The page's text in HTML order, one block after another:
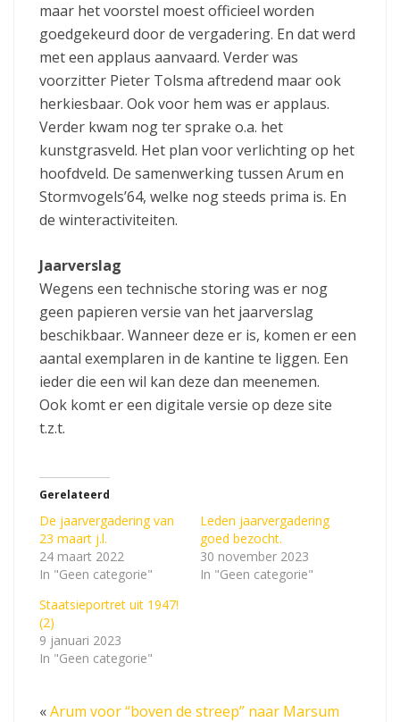
maar het voorstel moest officieel worden
goedgekeurd door de vergadering. En dat werd
met een applaus aanvaard. Verder was
voorzitter Pieter Tolsma aftredend maar ook
herkiesbaar. Ook voor hem was er applaus.
Verder kwam nog ter sprake o.a. het
kunstgrasveld. Het plan voor verlichting op het
hoofdveld. De samenwerking tussen Arum en
Stormvogels’64, welke nog steeds prima is. En
de winteractiviteiten.
Jaarverslag
Wegens een technische storing was er nog
geen papieren versie van het jaarverslag
beschikbaar. Wanneer deze er is, komen er een
aantal exemplaren in de kantine te liggen. Een
ieder die een wil kan deze dan meenemen.
Ook komt er een digitale versie op deze site
t.z.t.
Gerelateerd
De jaarvergadering van
23 maart j.l.
24 maart 2022
In "Geen categorie"
Leden jaarvergadering
goed bezocht.
30 november 2023
In "Geen categorie"
Staatsieportret uit 1947!
(2)
9 januari 2023
In "Geen categorie"
«Arum voor “boven de streep” naar Marsum